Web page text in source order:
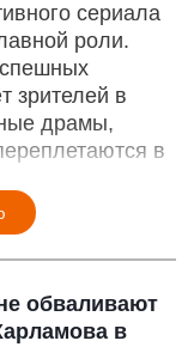
сериала
роли.
зрителей в
драмы,
в
обваливают
в